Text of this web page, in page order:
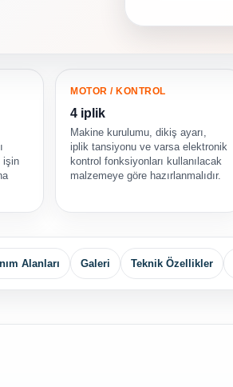
işin
MOTOR / KONTROL
4 iplik
Makine kurulumu, dikiş ayarı,
iplik tansiyonu ve varsa elektronik
kontrol fonksiyonları kullanılacak
malzemeye göre hazırlanmalıdır.
Alanları Galeri Teknik Özellikler